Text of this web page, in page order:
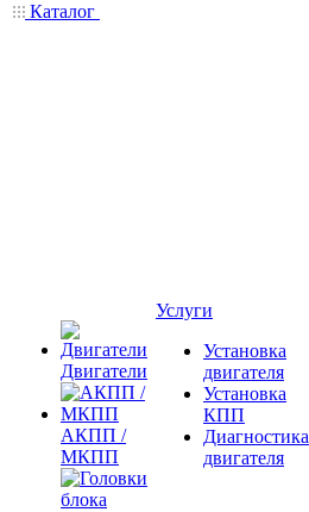
Каталог
Двигатели
АКПП /
МКПП
Услуги
Установка
двигателя
Установка
КПП
Диагностика
двигателя